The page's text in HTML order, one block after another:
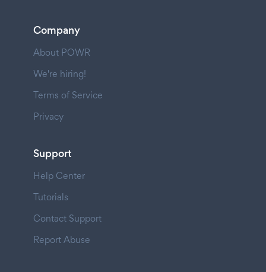
Company
About POWR
We're hiring!
Terms of Service
Privacy
Support
Help Center
Tutorials
Contact Support
Report Abuse